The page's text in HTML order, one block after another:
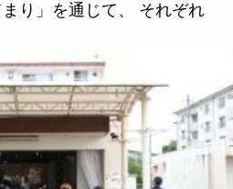
り」を通じて、 それぞれ